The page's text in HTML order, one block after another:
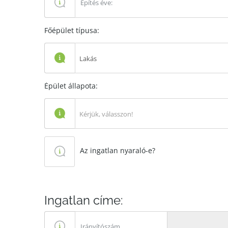
Főépület típusa:
Lakás
Épület állapota:
Kérjük, válasszon!
Az ingatlan nyaraló-e?
Ingatlan címe: